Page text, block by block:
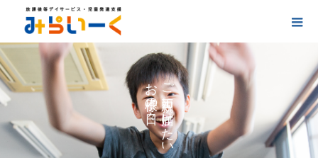
ご
に
け
た
い
お
の
の